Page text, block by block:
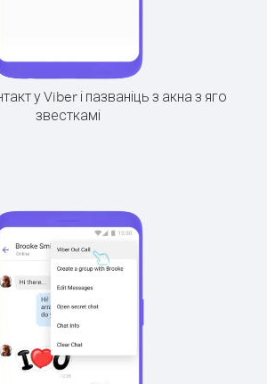
у Viber і пазваніць з акна з яго
звесткамі